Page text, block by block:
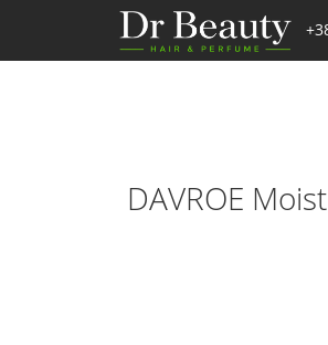
DAVROE